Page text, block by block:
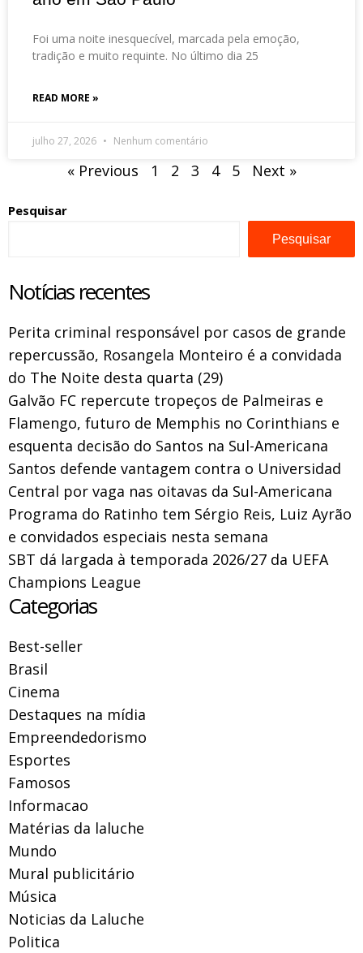
Foi uma noite inesquecível, marcada pela emoção,
tradição e muito requinte. No último dia 25
READ MORE »
julho 27, 2026 Nenhum comentário
« Previous 1 2 3 4 5 Next »
Pesquisar
Pesquisar
Notícias recentes
Perita criminal responsável por casos de grande
repercussão, Rosangela Monteiro é a convidada
do The Noite desta quarta (29)
Galvão FC repercute tropeços de Palmeiras e
Flamengo, futuro de Memphis no Corinthians e
esquenta decisão do Santos na Sul-Americana
Santos defende vantagem contra o Universidad
Central por vaga nas oitavas da Sul-Americana
Programa do Ratinho tem Sérgio Reis, Luiz Ayrão
e convidados especiais nesta semana
SBT dá largada à temporada 2026/27 da UEFA
Champions League
Categorias
Best-seller
Brasil
Cinema
Destaques na mídia
Empreendedorismo
Esportes
Famosos
Informacao
Matérias da laluche
Mundo
Mural publicitário
Música
Noticias da Laluche
Politica